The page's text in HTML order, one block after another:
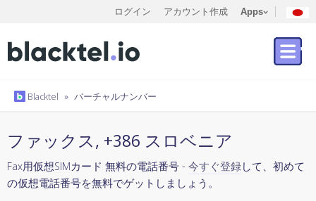
ログイン アカウント作成 Apps
Blacktel » バーチャルナンバー
ファックス, +386 スロベニア
Fax用仮想SIMカード 無料の電話番号 - 今すぐ登録して、初めて
の仮想電話番号を無料でゲットしましょう。